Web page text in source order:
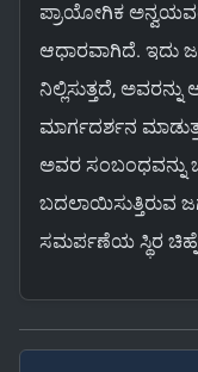
ಪ್ರಾಯೋಗಿಕ
ಆಧಾರವಾಗಿದೆ. ಇದು
ನಿಲ್ಲಿಸುತ್ತದೆ,
ಮಾರ್ಗದರ್ಶನ
ಅವರ ಸಂಬಂಧವನ್ನು
ಬದಲಾಯಿಸುತ್ತಿರುವ
ಸಮರ್ಪಣೆಯ ಸ್ಥಿರ